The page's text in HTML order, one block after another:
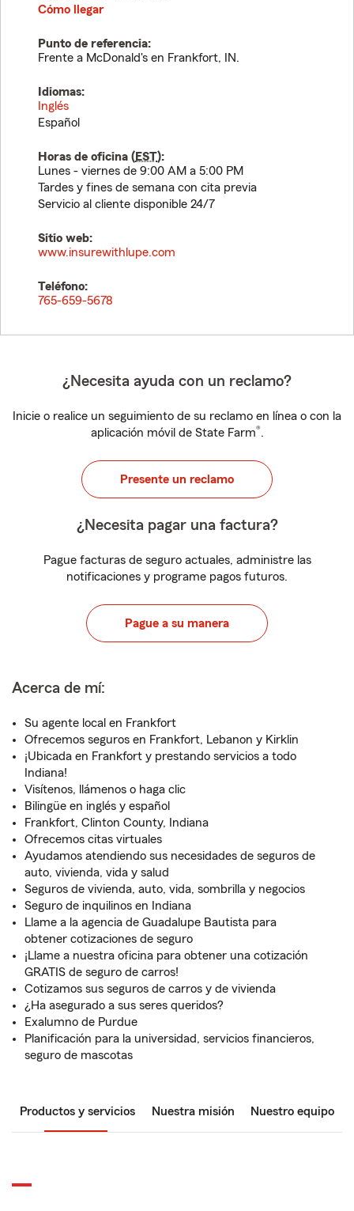
Cómo llegar
Punto de referencia:
Frente a McDonald's en Frankfort, IN.
Idiomas:
Inglés
Español
Horas de oficina (EST):
Lunes - viernes de 9:00 AM a 5:00 PM
Tardes y fines de semana con cita previa
Servicio al cliente disponible 24/7
Sitio web:
www.insurewithlupe.com
Teléfono:
765-659-5678
¿Necesita ayuda con un reclamo?
Inicie o realice un seguimiento de su reclamo en línea o con la
aplicación móvil de State Farm®.
Presente un reclamo
¿Necesita pagar una factura?
Pague facturas de seguro actuales, administre las
notificaciones y programe pagos futuros.
Pague a su manera
Acerca de mí:
Su agente local en Frankfort
Ofrecemos seguros en Frankfort, Lebanon y Kirklin
¡Ubicada en Frankfort y prestando servicios a todo
Indiana!
Visítenos, llámenos o haga clic
Bilingüe en inglés y español
Frankfort, Clinton County, Indiana
Ofrecemos citas virtuales
Ayudamos atendiendo sus necesidades de seguros de
auto, vivienda, vida y salud
Seguros de vivienda, auto, vida, sombrilla y negocios
Seguro de inquilinos en Indiana
Llame a la agencia de Guadalupe Bautista para
obtener cotizaciones de seguro
¡Llame a nuestra oficina para obtener una cotización
GRATIS de seguro de carros!
Cotizamos sus seguros de carros y de vivienda
¿Ha asegurado a sus seres queridos?
Exalumno de Purdue
Planificación para la universidad, servicios financieros,
seguro de mascotas
Productos y servicios Nuestra misión Nuestro equipo